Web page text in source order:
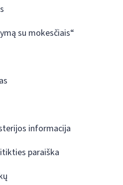
su mokesčiais“
informacija
paraiška